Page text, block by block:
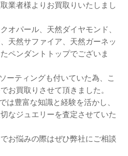
業者様よりお買取りいたしまし
オパール、天然ダイヤモンド、
天然サファイア、天然ガーネッ
たペンダントトップでございま
ーティングも付いていた為、こ
お買取りさせて頂きました。
は豊富な知識と経験を活かし、
なジュエリーを査定させていた
お悩みの際はぜひ弊社にご相談